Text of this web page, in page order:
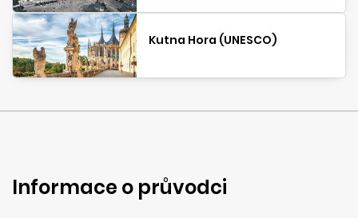
Kutna Hora (UNESCO)
Informace o průvodci